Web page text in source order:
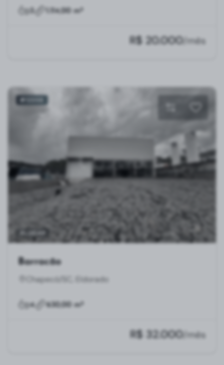
1.114,00 m²
R$ 20.000/mês
#12356
Barracão
Chapecó/SC, Eldorado
4 630,00 m²
R$ 32.000/mês